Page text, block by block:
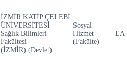
İZMİR KATİP ÇELEBİ
ÜNİVERSİTESİ
Sağlık Bilimleri
Fakültesi
(İZMİR) (Devlet)
Sosyal
Hizmet
(Fakülte)
EA